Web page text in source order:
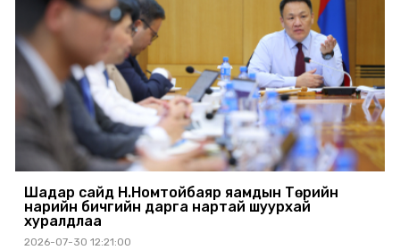
Шадар сайд Н.Номтойбаяр яамдын Төрийн
нарийн бичгийн дарга нартай шуурхай
хуралдлаа
2026-07-30 12:21:00